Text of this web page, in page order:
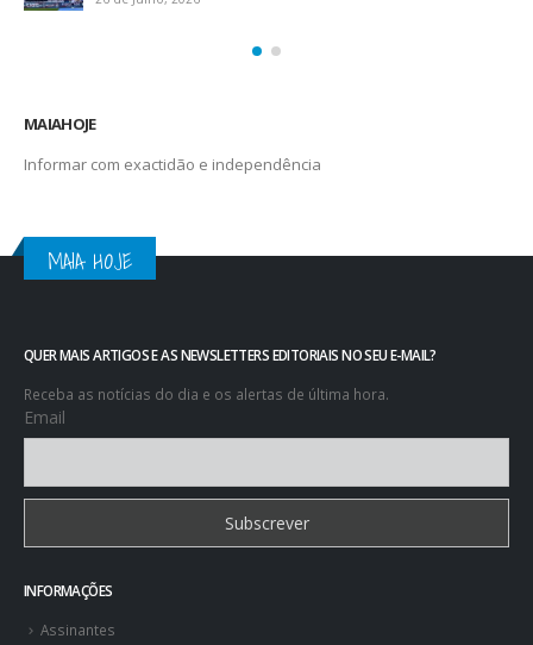
MAIAHOJE
Informar com exactidão e independência
MAIA HOJE
QUER MAIS ARTIGOS E AS NEWSLETTERS EDITORIAIS NO SEU E-MAIL?
Receba as notícias do dia e os alertas de última hora.
Email
INFORMAÇÕES
Assinantes